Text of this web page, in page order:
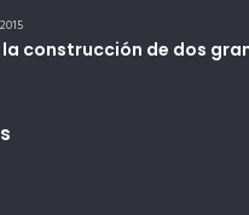
construcción de dos